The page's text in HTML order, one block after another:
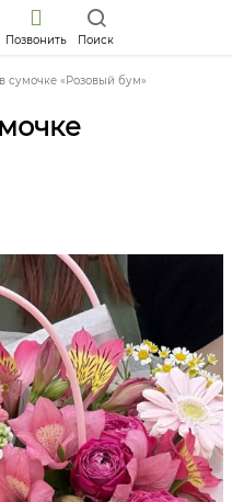
Позвонить Поиск
сумочке «Розовый бум»